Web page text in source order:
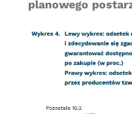
planowego